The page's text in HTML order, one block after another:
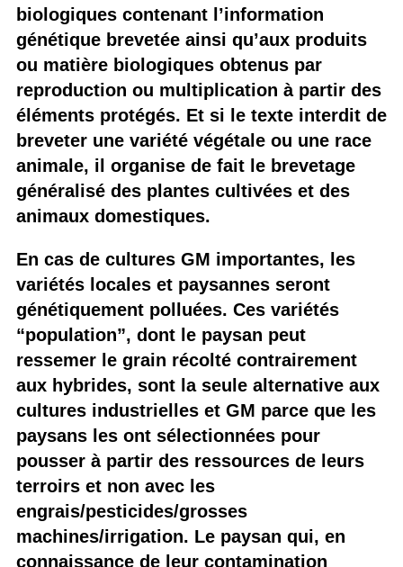
biologiques contenant l’information
génétique brevetée ainsi qu’aux produits
ou matière biologiques obtenus par
reproduction ou multiplication à partir des
éléments protégés. Et si le texte interdit de
breveter une variété végétale ou une race
animale, il organise de fait le brevetage
généralisé des plantes cultivées et des
animaux domestiques.
En cas de cultures GM importantes, les
variétés locales et paysannes seront
génétiquement polluées. Ces variétés
“population”, dont le paysan peut
ressemer le grain récolté contrairement
aux hybrides, sont la seule alternative aux
cultures industrielles et GM parce que les
paysans les ont sélectionnées pour
pousser à partir des ressources de leurs
terroirs et non avec les
engrais/pesticides/grosses
machines/irrigation. Le paysan qui, en
connaissance de leur contamination